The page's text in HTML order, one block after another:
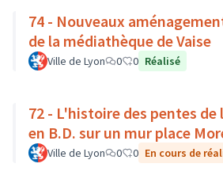
74 - Nouveaux
de la médiathèque de Vaise
Ville de Lyon 0 0 Réalisé
72 - L'histoire des pentes de
en B.D. sur un mur place
Ville de Lyon 0 0 En cours de